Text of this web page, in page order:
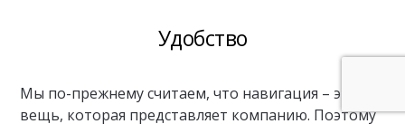
Удобство
Мы по-прежнему считаем, что навигация – это
вещь, которая представляет компанию. Поэтому